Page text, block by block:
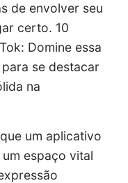
de envolver seu
certo. 10
Domine essa
se destacar
na
um aplicativo
espaço vital